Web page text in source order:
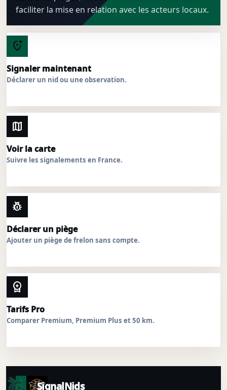
faciliter la mise en relation avec les acteurs locaux.
add_location_alt
Signaler maintenant
Déclarer un nid ou une observation.
map
Voir la carte
Suivre les signalements en France.
pest_control
Déclarer un piège
Ajouter un piège de frelon sans compte.
workspace_premium
Tarifs Pro
Comparer Premium, Premium Plus et 50 km.
SignalNids